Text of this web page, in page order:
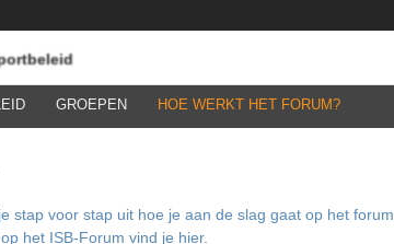
GROEPEN HOE WERKT HET FORUM?
stap voor stap uit hoe je aan de slag gaat op het forum.
het ISB-Forum vind je hier.